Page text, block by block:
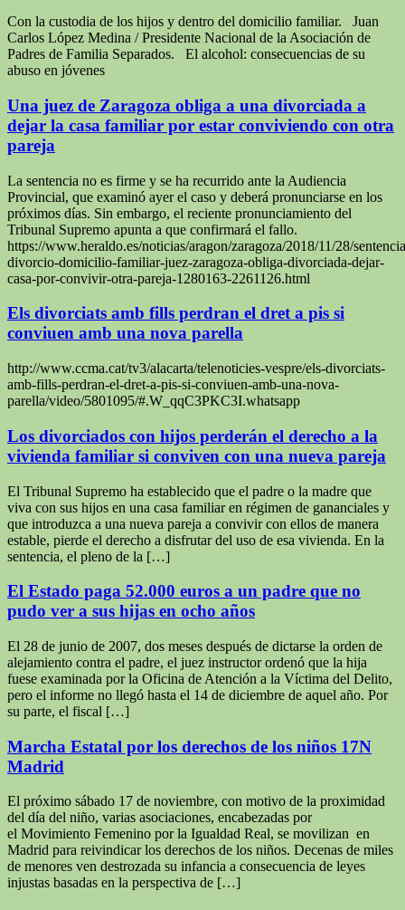
Con la custodia de los hijos y dentro del domicilio familiar. Juan
Carlos López Medina / Presidente Nacional de la Asociación de
Padres de Familia Separados. El alcohol: consecuencias de su
abuso en jóvenes
Una juez de Zaragoza obliga a una divorciada a
dejar la casa familiar por estar conviviendo con otra
pareja
La sentencia no es firme y se ha recurrido ante la Audiencia
Provincial, que examinó ayer el caso y deberá pronunciarse en los
próximos días. Sin embargo, el reciente pronunciamiento del
Tribunal Supremo apunta a que confirmará el fallo.
https://www.heraldo.es/noticias/aragon/zaragoza/2018/11/28/
divorcio-domicilio-familiar-juez-zaragoza-obliga-divorciada-dejar-
casa-por-convivir-otra-pareja-1280163-2261126.html
Els divorciats amb fills perdran el dret a pis si
conviuen amb una nova parella
http://www.ccma.cat/tv3/alacarta/telenoticies-vespre/els-divorciats-
amb-fills-perdran-el-dret-a-pis-si-conviuen-amb-una-nova-
parella/video/5801095/#.W_qqC3PKC3I.whatsapp
Los divorciados con hijos perderán el derecho a la
vivienda familiar si conviven con una nueva pareja
El Tribunal Supremo ha establecido que el padre o la madre que
viva con sus hijos en una casa familiar en régimen de gananciales y
que introduzca a una nueva pareja a convivir con ellos de manera
estable, pierde el derecho a disfrutar del uso de esa vivienda. En la
sentencia, el pleno de la […]
El Estado paga 52.000 euros a un padre que no
pudo ver a sus hijas en ocho años
El 28 de junio de 2007, dos meses después de dictarse la orden de
alejamiento contra el padre, el juez instructor ordenó que la hija
fuese examinada por la Oficina de Atención a la Víctima del Delito,
pero el informe no llegó hasta el 14 de diciembre de aquel año. Por
su parte, el fiscal […]
Marcha Estatal por los derechos de los niños 17N
Madrid
El próximo sábado 17 de noviembre, con motivo de la proximidad
del día del niño, varias asociaciones, encabezadas por
el Movimiento Femenino por la Igualdad Real, se movilizan en
Madrid para reivindicar los derechos de los niños. Decenas de miles
de menores ven destrozada su infancia a consecuencia de leyes
injustas basadas en la perspectiva de […]